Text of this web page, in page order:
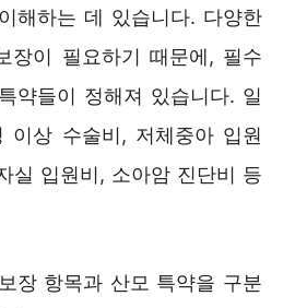
해하는 데 있습니다. 다양한
장이 필요하기 때문에, 필수
약들이 정해져 있습니다. 일
이상 수술비, 저체중아 입원
실 입원비, 소아암 진단비 등
장 항목과 산모 특약을 구분